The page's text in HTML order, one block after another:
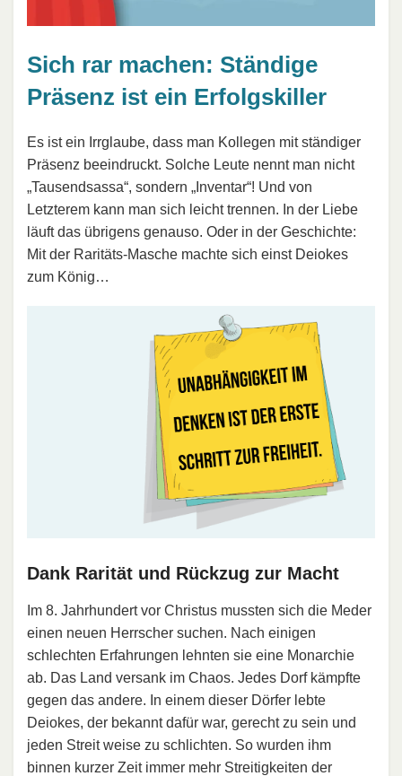
Sich rar machen: Ständige
Präsenz ist ein Erfolgskiller
Es ist ein Irrglaube, dass man Kollegen mit ständiger
Präsenz beeindruckt. Solche Leute nennt man nicht
„Tausendsassa“, sondern „Inventar“! Und von
Letzterem kann man sich leicht trennen. In der Liebe
läuft das übrigens genauso. Oder in der Geschichte:
Mit der Raritäts-Masche machte sich einst Deiokes
zum König…
Dank Rarität und Rückzug zur Macht
Im 8. Jahrhundert vor Christus mussten sich die Meder
einen neuen Herrscher suchen. Nach einigen
schlechten Erfahrungen lehnten sie eine Monarchie
ab. Das Land versank im Chaos. Jedes Dorf kämpfte
gegen das andere. In einem dieser Dörfer lebte
Deiokes, der bekannt dafür war, gerecht zu sein und
jeden Streit weise zu schlichten. So wurden ihm
binnen kurzer Zeit immer mehr Streitigkeiten der